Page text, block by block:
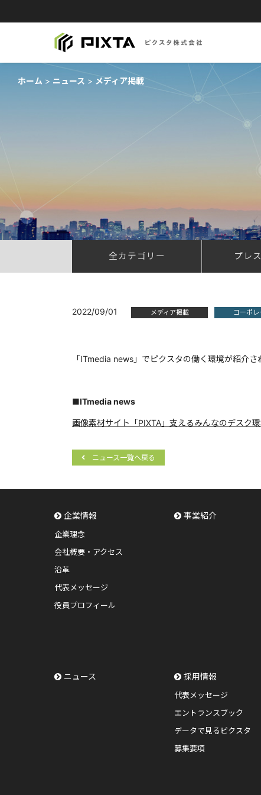
ホーム ニュース メディア掲載
全カテゴリー プレ
2022/09/01 メディア掲載 コーポレ
「ITmedia news」でピクスタの働く環境が紹介さ
■ITmedia news
画像素材サイト「PIXTA」支えるみんなのデス
ニュース一覧へ戻る
企業情報
企業理念
会社概要・アクセス
沿革
代表メッセージ
役員プロフィール
事業紹介
ニュース 採用情報
代表メッセージ
エントランスブック
データで見るピクスタ
募集要項